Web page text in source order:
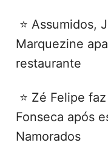
⭐ Assumidos,
Marquezine
restaurante
⭐ Zé Felipe
Fonseca após
Namorados